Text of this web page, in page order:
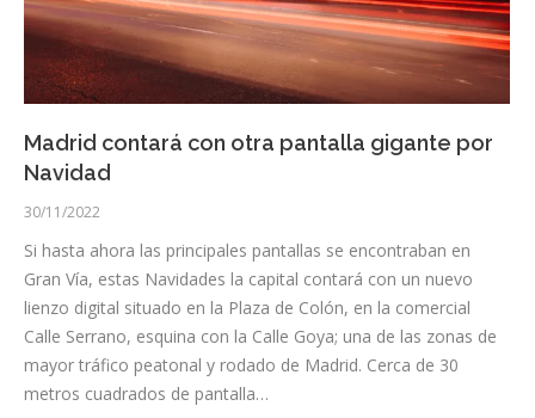
Madrid contará con otra pantalla gigante por
Navidad
30/11/2022
Si hasta ahora las principales pantallas se encontraban en
Gran Vía, estas Navidades la capital contará con un nuevo
lienzo digital situado en la Plaza de Colón, en la comercial
Calle Serrano, esquina con la Calle Goya; una de las zonas de
mayor tráfico peatonal y rodado de Madrid. Cerca de 30
metros cuadrados de pantalla…